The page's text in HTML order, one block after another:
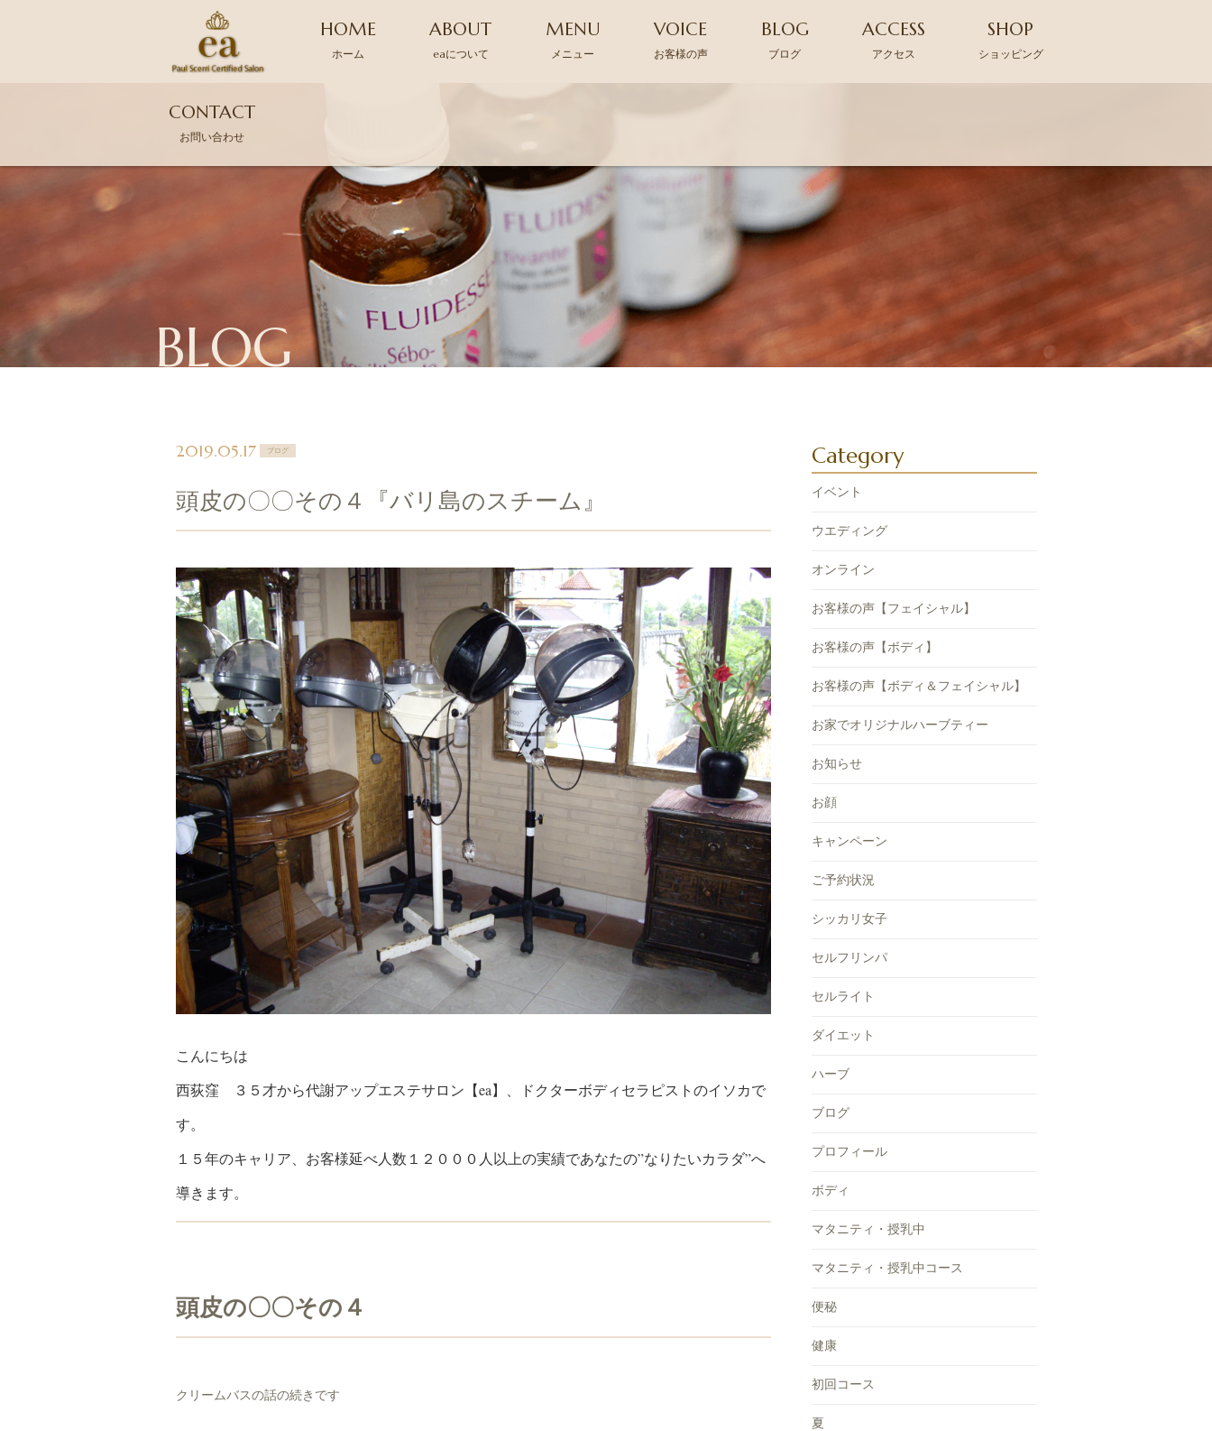
HOME
ホーム
ABOUT
eaについて
MENU
メニュー
VOICE
お客様の声
BLOG
ブログ
ACCESS
アクセス
SHOP
ショッピング
CONTACT
お問い合わせ
BLOG
2019.05.17 ブログ
頭皮の〇〇その４『バリ島のスチーム』
こんにちは
西荻窪 ３５才から代謝アップエステサロン【ea】、ドクターボディセラピストのイソカで
す。
１５年のキャリア、お客様延べ人数１２０００人以上の実績であなたの”なりたいカラダ”へ
導きます。
頭皮の〇〇その４
クリームバスの話の続きです
Category
イベント
ウエディング
オンライン
お客様の声【フェイシャル】
お客様の声【ボディ】
お客様の声【ボディ＆フェイシャル】
お家でオリジナルハーブティー
お知らせ
お顔
キャンペーン
ご予約状況
シッカリ女子
セルフリンパ
セルライト
ダイエット
ハーブ
ブログ
プロフィール
ボディ
マタニティ・授乳中
マタニティ・授乳中コース
便秘
健康
初回コース
夏